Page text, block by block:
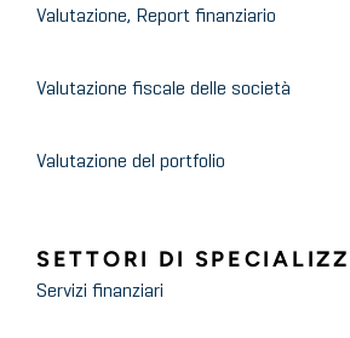
Valutazione, Report finanziario
Valutazione fiscale delle società
Valutazione del portfolio
SETTORI DI
Servizi finanziari